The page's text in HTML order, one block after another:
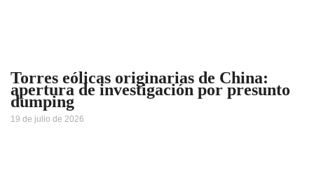
Torres eólicas originarias de China:
apertura de investigación por presunto
dumping
19 de julio de 2026